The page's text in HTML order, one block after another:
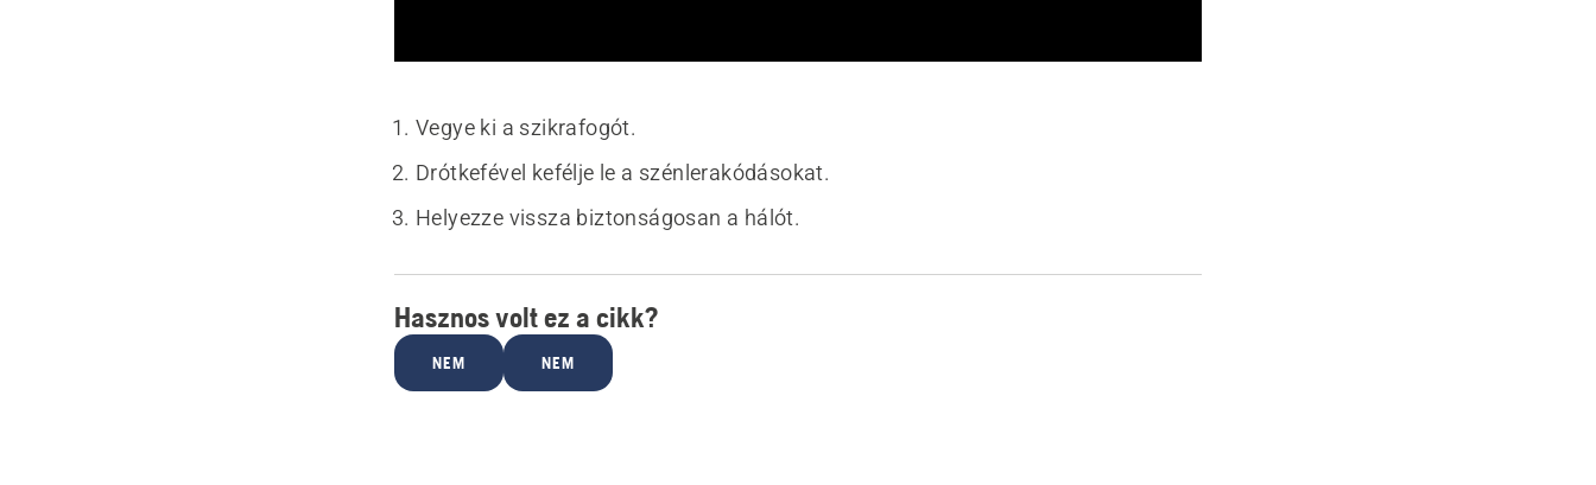
Vegye ki a szikrafogót.
Drótkefével kefélje le a szénlerakódásokat.
Helyezze vissza biztonságosan a hálót.
Hasznos volt ez a cikk?
NEM NEM